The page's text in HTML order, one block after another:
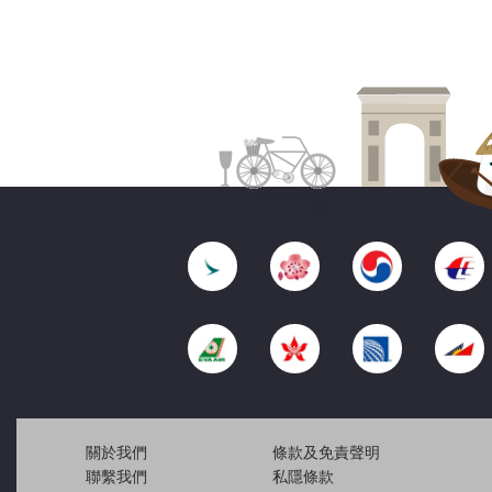
關於我們
聯繫我們
條款及免責聲明
私隱條款